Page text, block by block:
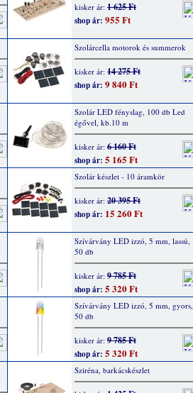
kisker ár: 1 625 Ft
shop ár: 955 Ft
Szolárcella motorok és summerok
kisker ár: 14 275 Ft
shop ár: 9 840 Ft
Szolár LED fényslag, 100 db Led
égővel, kb.10 m
kisker ár: 6 160 Ft
shop ár: 5 165 Ft
Szolár készlet - 10 áramkör
kisker ár: 20 395 Ft
shop ár: 15 260 Ft
Szívárvány LED izzó, 5 mm, lassú,
50 db
kisker ár: 9 785 Ft
shop ár: 5 320 Ft
Szívárvány LED izzó, 5 mm, gyors,
50 db
kisker ár: 9 785 Ft
shop ár: 5 320 Ft
Sziréna, barkácskészlet